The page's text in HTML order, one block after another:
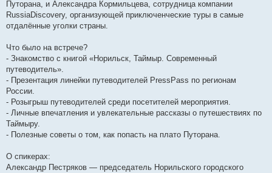
Путорана, и Александра Кормильцева, сотрудница компании
RussiaDiscovery, организующей приключенческие туры в самые
отдалённые уголки страны.
Что было на встрече?
- Знакомство с книгой «Норильск, Таймыр. Современный
путеводитель».
- Презентация линейки путеводителей PressPass по регионам
России.
- Розыгрыш путеводителей среди посетителей мероприятия.
- Личные впечатления и увлекательные рассказы о путешествиях по
Таймыру.
- Полезные советы о том, как попасть на плато Путорана.
О спикерах:
Александр Пестряков — председатель Норильского городского